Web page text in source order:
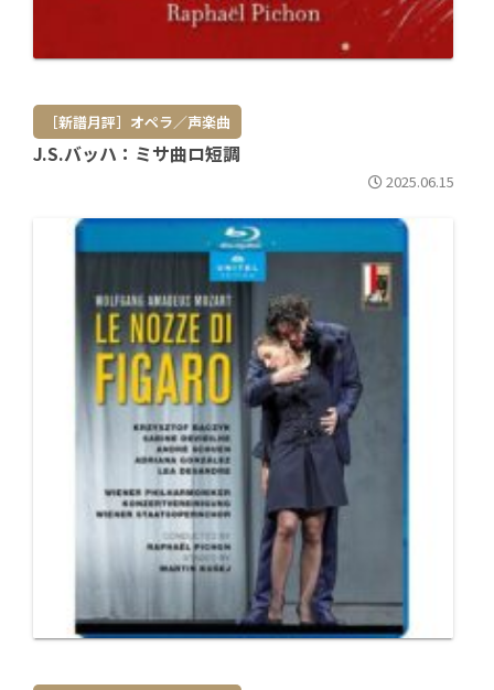
［新譜月評］オペラ／声楽曲
J.S.バッハ：ミサ曲ロ短調
2025.06.15